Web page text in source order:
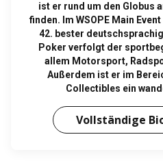
ist er rund um den Globus
finden. Im WSOPE Main
42. bester
Poker verfolgt der
allem Motorsport,
Außerdem ist er im
Collectibles ein
Vollständige